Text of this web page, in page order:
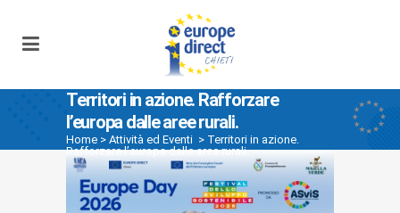
Territori in azione. Rafforzare
l’europa dalle aree rurali.
Home > Attività ed Eventi > Territori in azione.
Rafforzare l’europa dalle aree rurali.